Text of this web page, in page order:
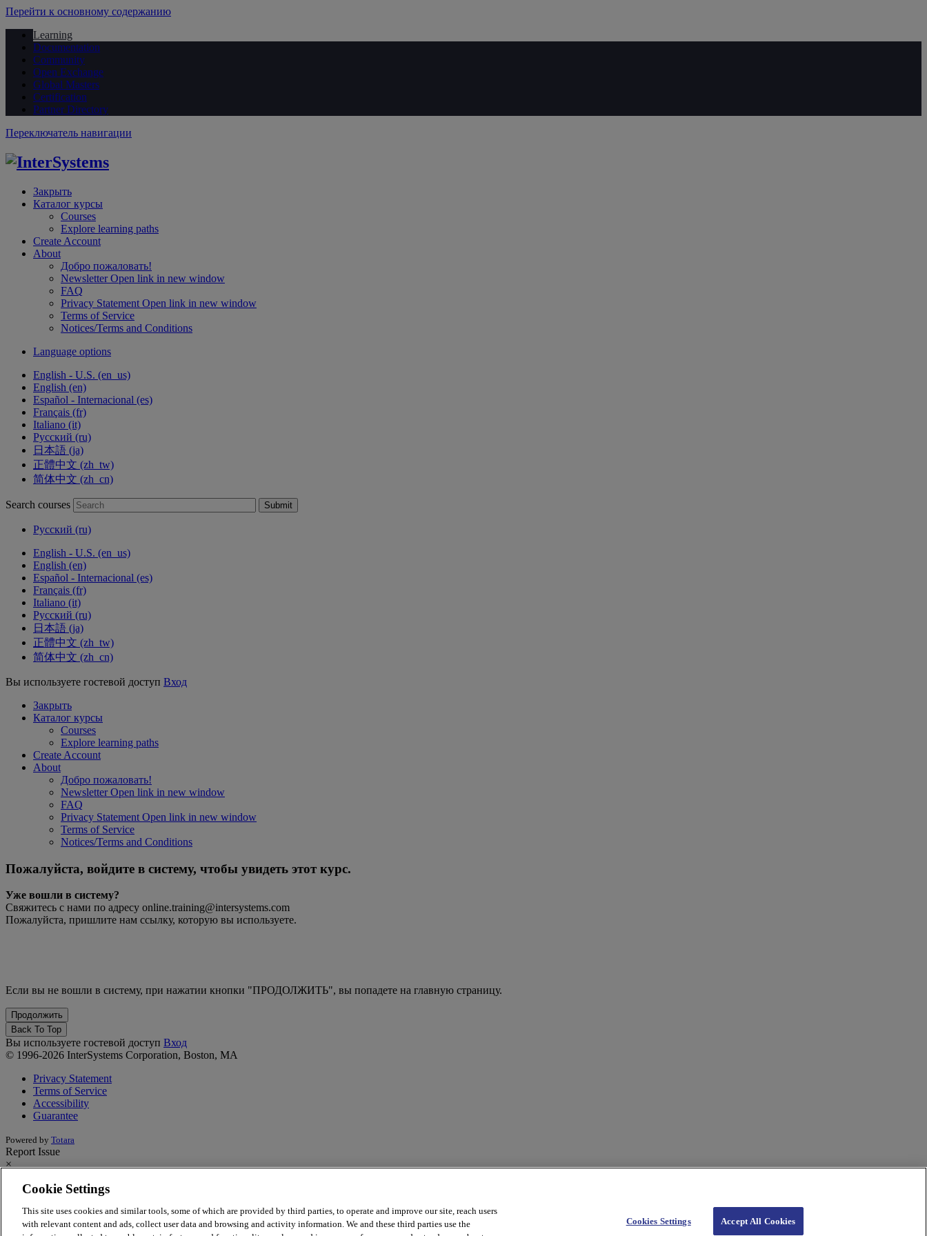
Перейти к основному содержанию
Learning
Documentation
Community
Open Exchange
Global Masters
Certification
Partner Directory
Переключатель навигации
Закрыть
Каталог курсы
Courses
Explore learning paths
Create Account
About
Добро пожаловать!
NewsletterOpen link in new window
FAQ
Privacy Statement Open link in new window
Terms of Service
Notices/Terms and Conditions
Language options
English - U.S. ‎(en_us)‎
English ‎(en)‎
Español - Internacional ‎(es)‎
Français ‎(fr)‎
Italiano ‎(it)‎
Русский ‎(ru)‎
日本語 ‎(ja)‎
正體中文 ‎(zh_tw)‎
简体中文 ‎(zh_cn)‎
Search courses Submit
Русский ‎(ru)‎
English - U.S. ‎(en_us)‎
English ‎(en)‎
Español - Internacional ‎(es)‎
Français ‎(fr)‎
Italiano ‎(it)‎
Русский ‎(ru)‎
日本語 ‎(ja)‎
正體中文 ‎(zh_tw)‎
简体中文 ‎(zh_cn)‎
Вы используете гостевой доступ Вход
Закрыть
Каталог курсы
Courses
Explore learning paths
Create Account
About
Добро пожаловать!
NewsletterOpen link in new window
FAQ
Privacy Statement Open link in new window
Terms of Service
Notices/Terms and Conditions
Пожалуйста, войдите в систему, чтобы увидеть этот курс.
Уже вошли в систему?
Свяжитесь с нами по адресу online.training@intersystems.com
Пожалуйста, пришлите нам ссылку, которую вы используете.
Если вы не вошли в систему, при нажатии кнопки "ПРОДОЛЖИТЬ", вы попадете на главную страницу.
Back To Top
Вы используете гостевой доступ Вход
© 1996-2026 InterSystems Corporation, Boston, MA
Privacy Statement
Terms of Service
Accessibility
Guarantee
Powered by Totara
Report Issue
×
Report Issue/Feedback
Having an issue with the learning site? Want to provide feedback on a course? Contact us by emailingonline.training@intersystems.com
Cookie Settings
This site uses cookies and similar tools, some of which are provided by third parties, to operate and improve our site, reach users
with relevant content and ads, collect user data and browsing and activity information. We and these third parties use the
Cookies Settings Accept All Cookies